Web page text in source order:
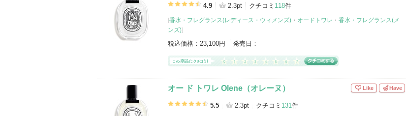
4.9 2.3pt クチコミ 118件
[香水・フレグランス(レディース・ウィメンズ) ・ オードトワレ ・ 香水・フレグランス(メ
ンズ)]
税込価格： 23,100円 発売日： -
オー ド トワレ Olene（オレーヌ）
5.5 2.3pt クチコミ 131件
Like Have